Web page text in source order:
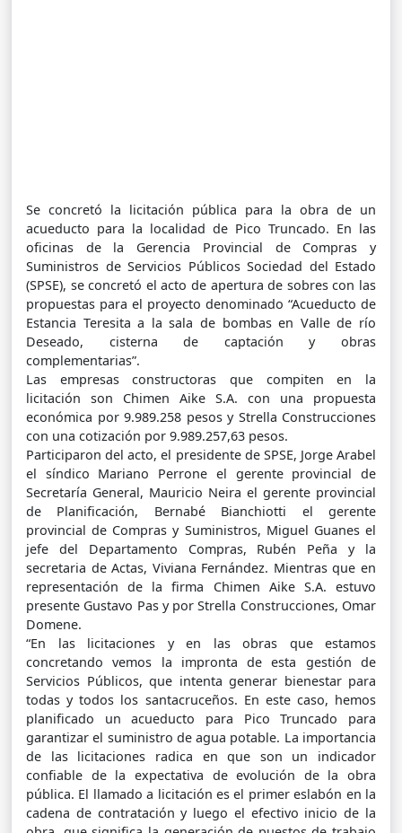
Se concretó la licitación pública para la obra de un
acueducto para la localidad de Pico Truncado. En las
oficinas de la Gerencia Provincial de Compras y
Suministros de Servicios Públicos Sociedad del Estado
(SPSE), se concretó el acto de apertura de sobres con las
propuestas para el proyecto denominado “Acueducto de
Estancia Teresita a la sala de bombas en Valle de río
Deseado, cisterna de captación y obras
complementarias”.
Las empresas constructoras que compiten en la
licitación son Chimen Aike S.A. con una propuesta
económica por 9.989.258 pesos y Strella Construcciones
con una cotización por 9.989.257,63 pesos.
Participaron del acto, el presidente de SPSE, Jorge Arabel
el síndico Mariano Perrone el gerente provincial de
Secretaría General, Mauricio Neira el gerente provincial
de Planificación, Bernabé Bianchiotti el gerente
provincial de Compras y Suministros, Miguel Guanes el
jefe del Departamento Compras, Rubén Peña y la
secretaria de Actas, Viviana Fernández. Mientras que en
representación de la firma Chimen Aike S.A. estuvo
presente Gustavo Pas y por Strella Construcciones, Omar
Domene.
“En las licitaciones y en las obras que estamos
concretando vemos la impronta de esta gestión de
Servicios Públicos, que intenta generar bienestar para
todas y todos los santacruceños. En este caso, hemos
planificado un acueducto para Pico Truncado para
garantizar el suministro de agua potable. La importancia
de las licitaciones radica en que son un indicador
confiable de la expectativa de evolución de la obra
pública. El llamado a licitación es el primer eslabón en la
cadena de contratación y luego el efectivo inicio de la